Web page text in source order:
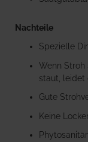
Nachteile
Spezielle
Wenn
staut, leidet
Gute
Keine